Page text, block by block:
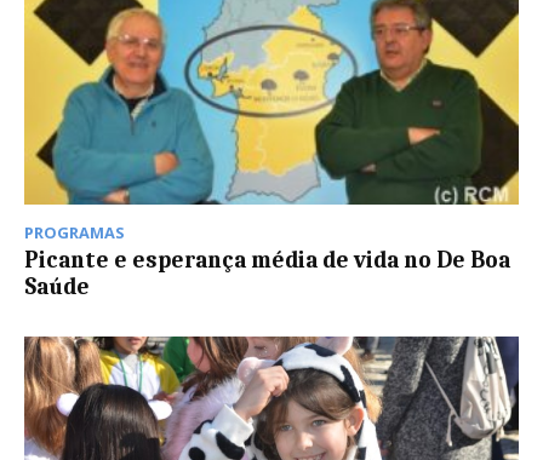
PROGRAMAS
Picante e esperança média de vida no De Boa
Saúde